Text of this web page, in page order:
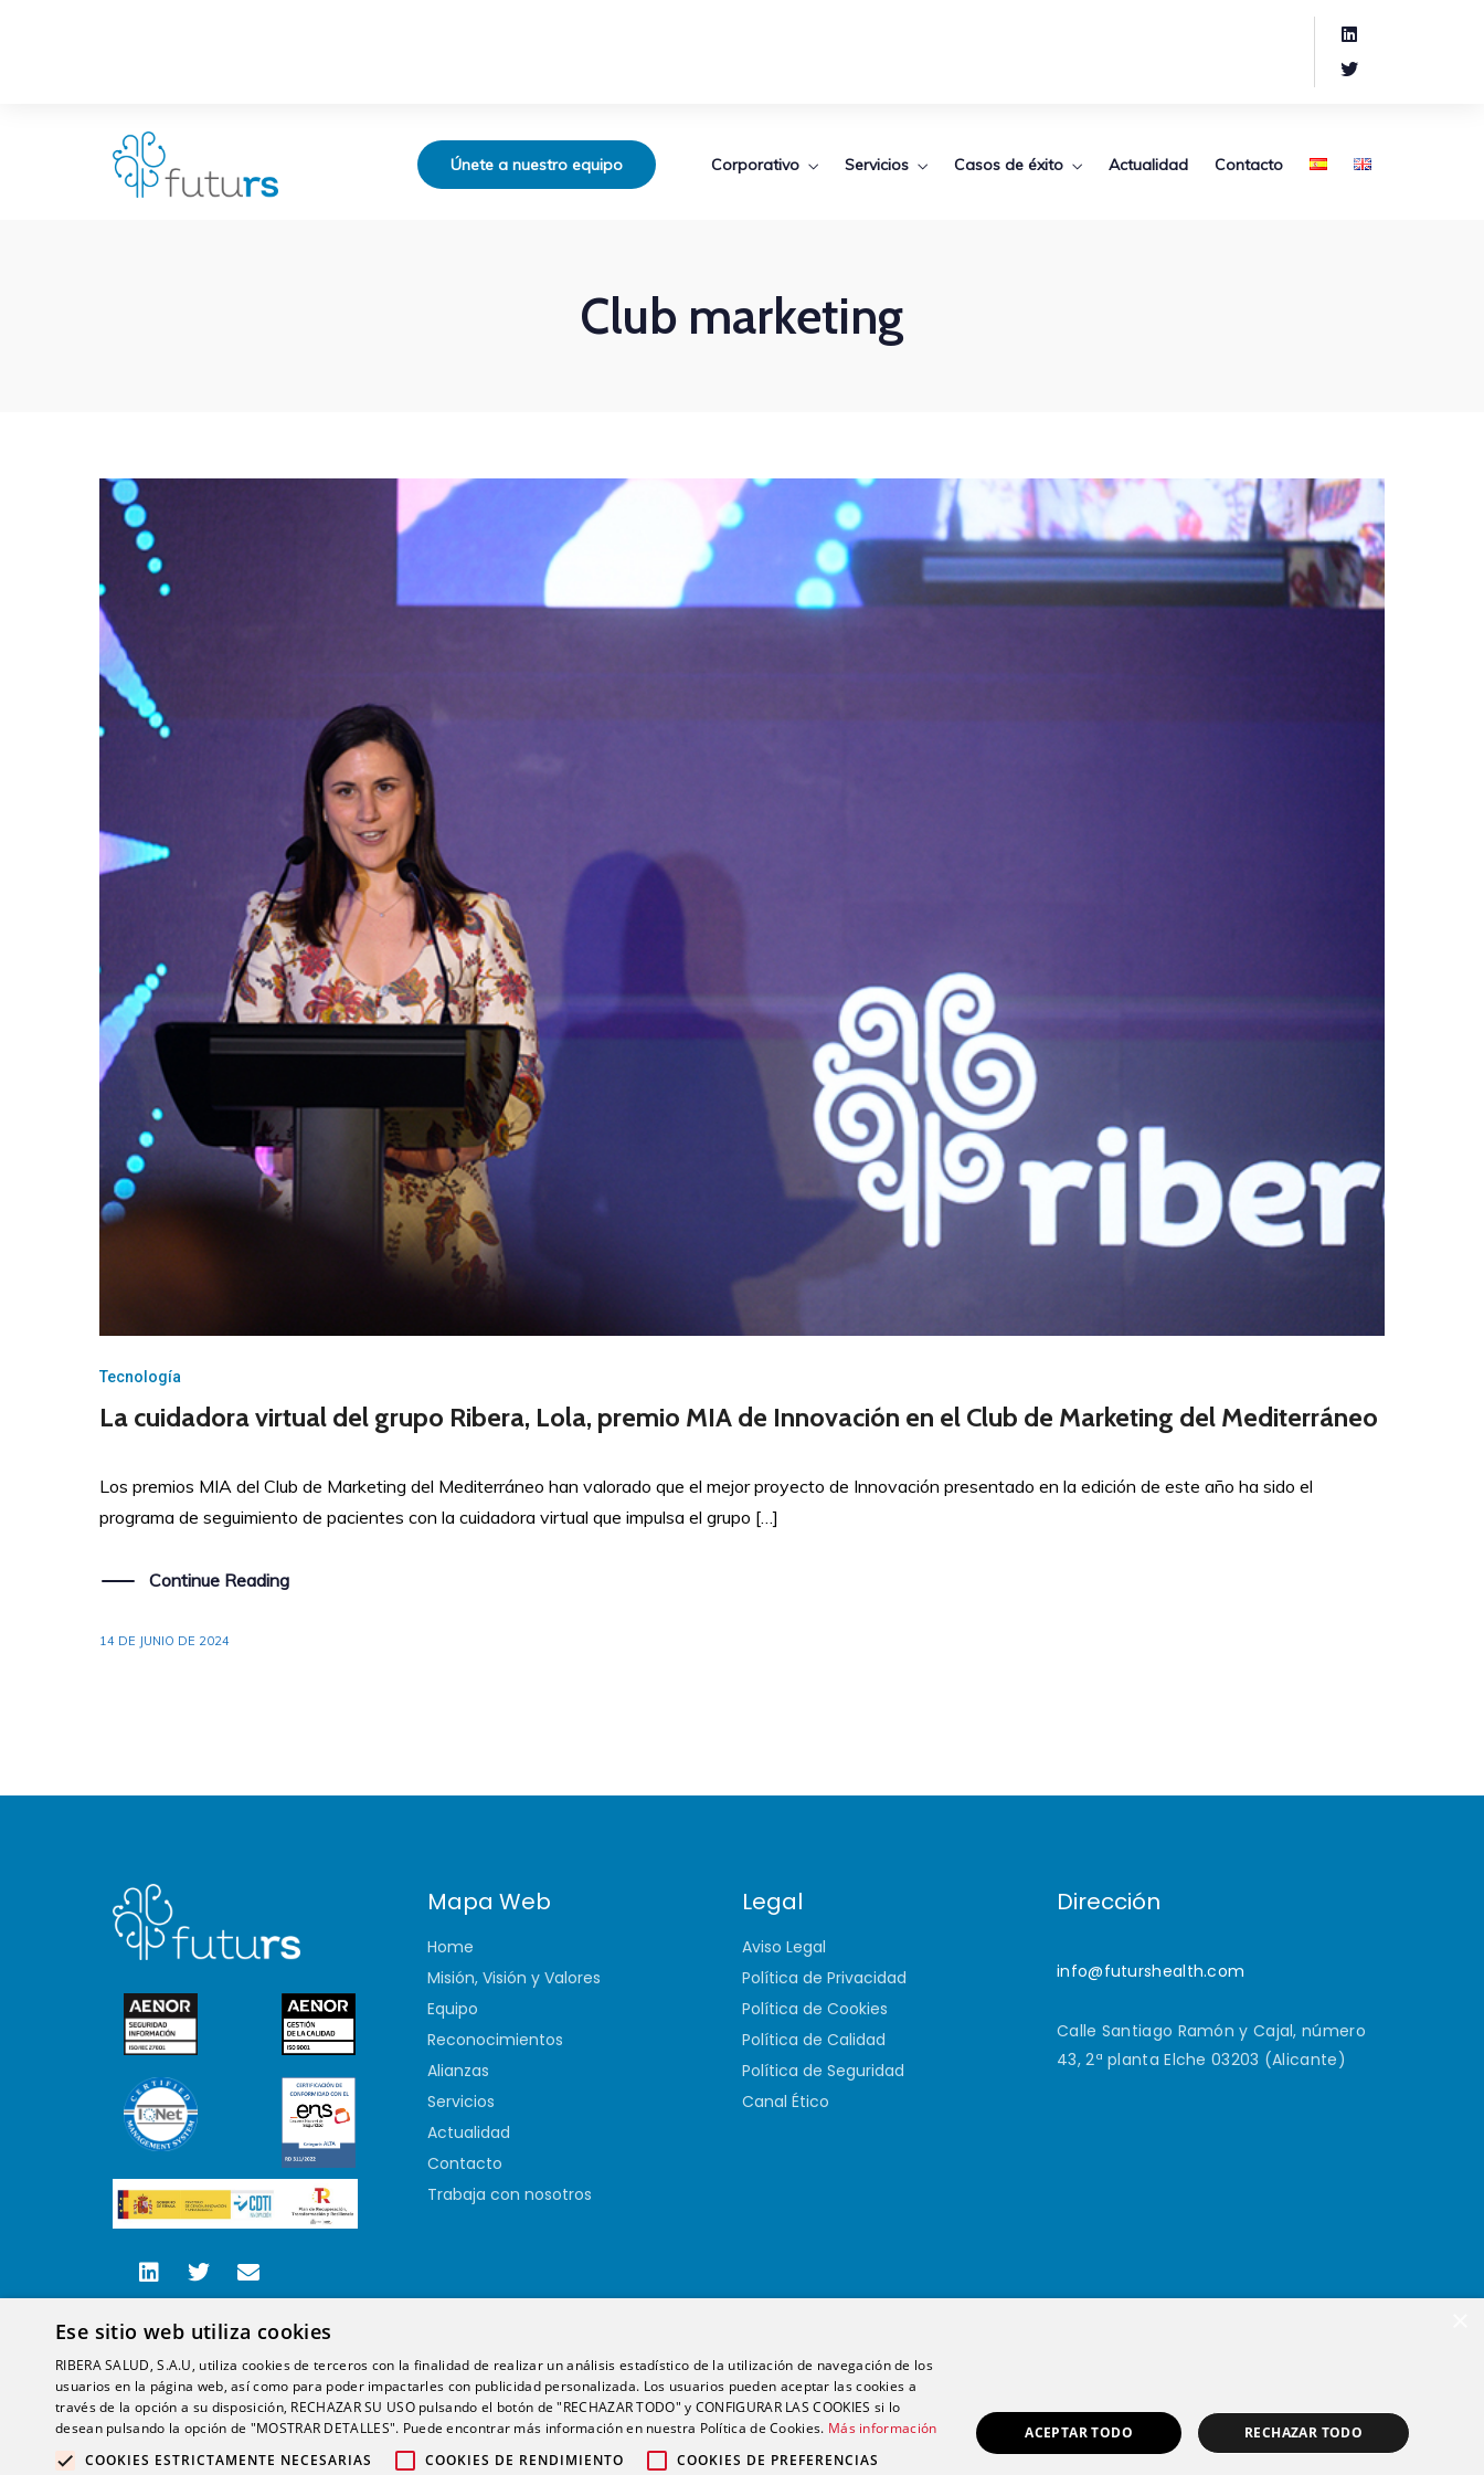
Únete a nuestro equipo Corporativo Servicios Casos de éxito Actualidad Contacto
Club marketing
Tecnología
La cuidadora virtual del grupo Ribera, Lola, premio MIA de Innovación en el Club de Marketing del Mediterráneo
Los premios MIA del Club de Marketing del Mediterráneo han valorado que el mejor proyecto de Innovación presentado en la edición de este año ha sido el
programa de seguimiento de pacientes con la cuidadora virtual que impulsa el grupo […]
Continue Reading
14 DE JUNIO DE 2024
Mapa Web
Home
Misión, Visión y Valores
Equipo
Reconocimientos
Alianzas
Servicios
Actualidad
Contacto
Trabaja con nosotros
Legal
Aviso Legal
Política de Privacidad
Política de Cookies
Política de Calidad
Política de Seguridad
Canal Ético
Dirección
info@futurshealth.com
Calle Santiago Ramón y Cajal, número
43, 2ª planta Elche 03203 (Alicante)
English
Español
Copyright 2026. Futurs Health. v 4.0.
Ese sitio web utiliza cookies
RIBERA SALUD, S.A.U, utiliza cookies de terceros con la finalidad de realizar un análisis estadístico de la utilización de navegación de los
usuarios en la página web, así como para poder impactarles con publicidad personalizada. Los usuarios pueden aceptar las cookies a
través de la opción a su disposición, RECHAZAR SU USO pulsando el botón de "RECHAZAR TODO" y CONFIGURAR LAS COOKIES si lo
desean pulsando la opción de "MOSTRAR DETALLES". Puede encontrar más información en nuestra Política de Cookies. Más información
COOKIES ESTRICTAMENTE NECESARIAS
COOKIES DE RENDIMIENTO COOKIES DE PREFERENCIAS
ACEPTAR TODO RECHAZAR TODO